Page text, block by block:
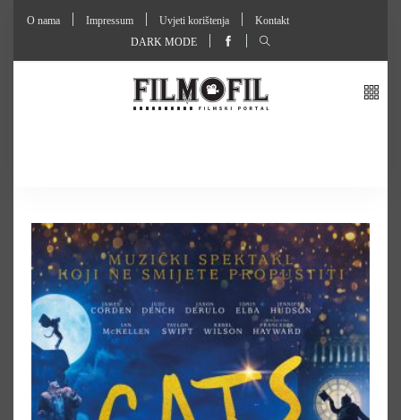
O nama Impressum Uvjeti korištenja
Kontakt
DARK MODE